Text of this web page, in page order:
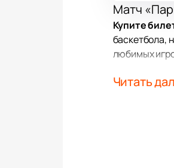
Матч
Купите
баскетбола,
любимых
Место
Читать